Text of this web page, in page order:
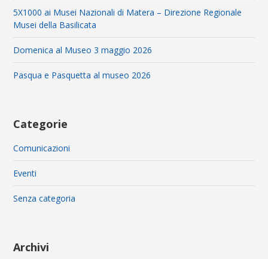
5X1000 ai Musei Nazionali di Matera – Direzione Regionale
Musei della Basilicata
Domenica al Museo 3 maggio 2026
Pasqua e Pasquetta al museo 2026
Categorie
Comunicazioni
Eventi
Senza categoria
Archivi